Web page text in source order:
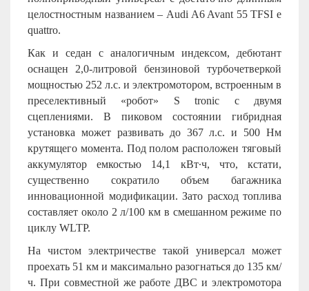
целостностным названием – Audi A6 Avant 55 TFSI e
quattro.
Как и седан с аналогичным индексом, дебютант
оснащен 2,0-литровой бензиновой турбочетверкой
мощностью 252 л.с. и электромотором, встроенным в
преселективный «робот» S tronic с двумя
сцеплениями. В пиковом состоянии гибридная
установка может развивать до 367 л.с. и 500 Нм
крутящего момента. Под полом расположен тяговый
аккумулятор емкостью 14,1 кВт∙ч, что, кстати,
существенно сократило объем багажника
инновационной модификации. Зато расход топлива
составляет около 2 л/100 км в смешанном режиме по
циклу WLTP.
На чистом электричестве такой универсал может
проехать 51 км и максимально разогнаться до 135 км/
ч. При совместной же работе ДВС и электромотора